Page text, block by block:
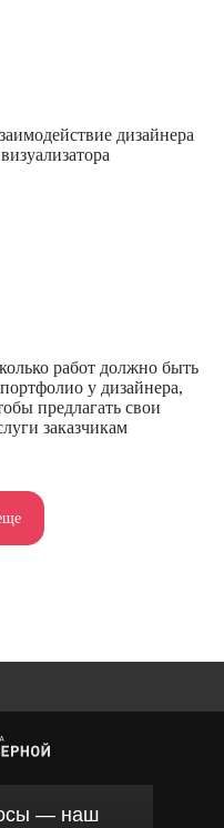
дизайнера
работ должно быть
у дизайнера,
предлагать свои
заказчикам
— наш